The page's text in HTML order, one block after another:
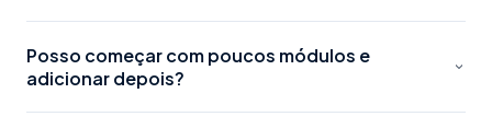
Posso começar com poucos módulos e
adicionar depois?